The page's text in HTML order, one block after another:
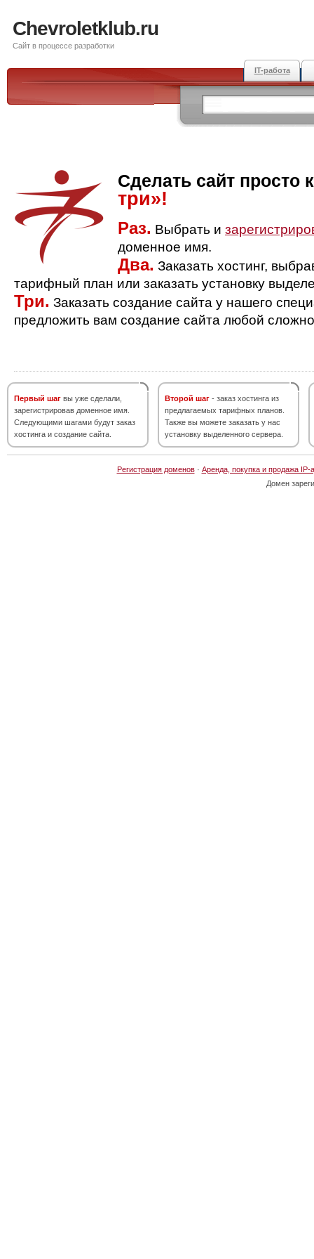
Chevroletklub.ru
Сайт в процессе разработки
IT-работа
Сделать сайт просто
три»!
Раз. Выбрать и
доменное имя.
Два. Заказать хостинг,
тарифный план или заказать установку
Три. Заказать создание сайта у нашего
предложить вам создание сайта любой
Первый шаг вы уже сделали,
зарегистрировав доменное имя.
Следующими шагами будут заказ
хостинга и создание сайта.
Второй шаг - заказ хостинга из
предлагаемых тарифных планов.
Также вы можете заказать у нас
установку выделенного сервера.
Регистрация доменов· Аренда, покупка и продажа IP-
Домен